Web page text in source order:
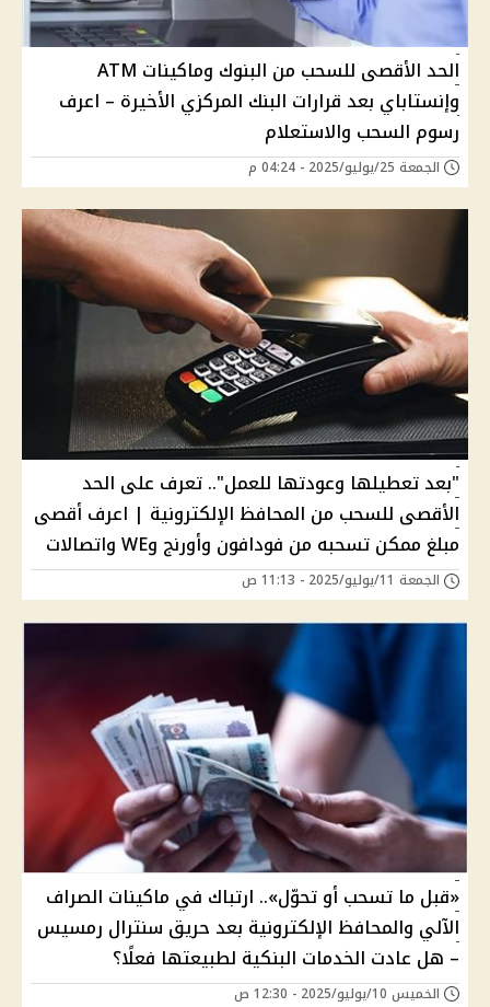
الحد الأقصى للسحب من البنوك وماكينات ATM
وإنستاباي بعد قرارات البنك المركزي الأخيرة – اعرف
رسوم السحب والاستعلام
الجمعة 25/يوليو/2025 - 04:24 م
"بعد تعطيلها وعودتها للعمل".. تعرف على الحد
الأقصى للسحب من المحافظ الإلكترونية | اعرف أقصى
مبلغ ممكن تسحبه من فودافون وأورنج وWE واتصالات
الجمعة 11/يوليو/2025 - 11:13 ص
«قبل ما تسحب أو تحوّل».. ارتباك في ماكينات الصراف
الآلي والمحافظ الإلكترونية بعد حريق سنترال رمسيس
– هل عادت الخدمات البنكية لطبيعتها فعلًا؟
الخميس 10/يوليو/2025 - 12:30 ص